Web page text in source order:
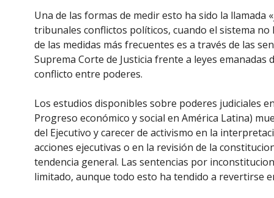
Una de las formas de medir esto ha sido la llamada
tribunales conflictos políticos, cuando el sistema
de las medidas más frecuentes es a través de las
Suprema Corte de Justicia frente a leyes
conflicto entre poderes.
Los estudios disponibles sobre poderes judiciales
Progreso económico y social en América Latina)
del Ejecutivo y carecer de activismo en la
acciones ejecutivas o en la revisión de la
tendencia general. Las sentencias por
limitado, aunque todo esto ha tendido a revertirse